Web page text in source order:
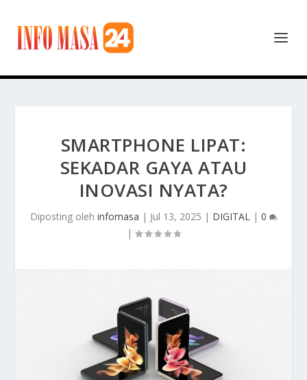
SMARTPHONE LIPAT:
SEKADAR GAYA ATAU
INOVASI NYATA?
Diposting oleh infomasa | Jul 13, 2025 | DIGITAL| 0
|